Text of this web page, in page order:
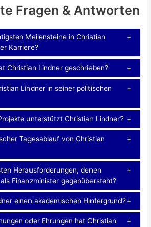
Fragen & Antworten
Meilensteine in Christian
Karriere?
Christian Lindner geschrieben?
Lindner in seiner politischen
unterstützt Christian Lindner?
Tagesablauf von Christian
Herausforderungen, denen
Finanzminister gegenübersteht?
einen akademischen Hintergrund?
oder Ehrungen hat Christian